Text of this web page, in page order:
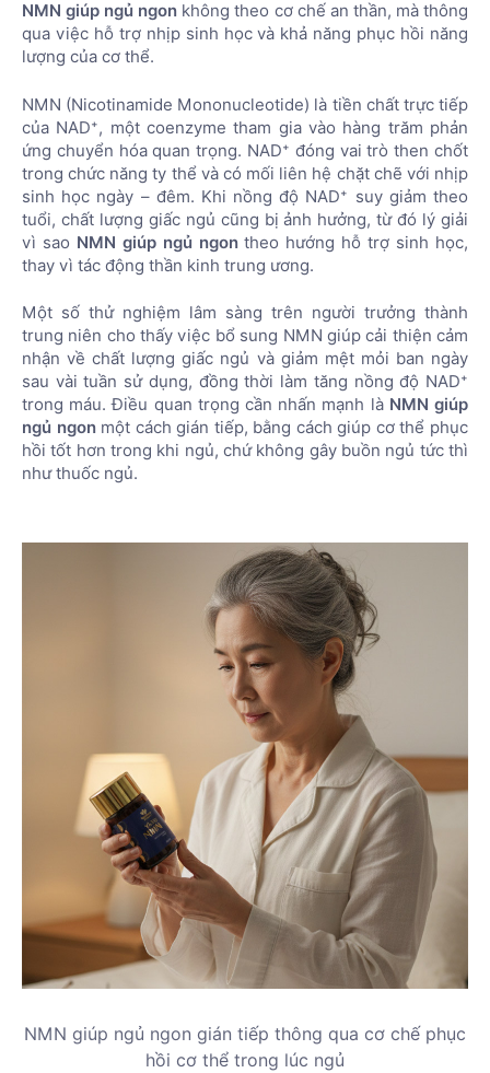
NMN giúp ngủ ngon không theo cơ chế an thần, mà thông
qua việc hỗ trợ nhịp sinh học và khả năng phục hồi năng
lượng của cơ thể.
NMN (Nicotinamide Mononucleotide) là tiền chất trực tiếp
của NAD⁺, một coenzyme tham gia vào hàng trăm phản
ứng chuyển hóa quan trọng. NAD⁺ đóng vai trò then chốt
trong chức năng ty thể và có mối liên hệ chặt chẽ với nhịp
sinh học ngày – đêm. Khi nồng độ NAD⁺ suy giảm theo
tuổi, chất lượng giấc ngủ cũng bị ảnh hưởng, từ đó lý giải
vì sao NMN giúp ngủ ngontheo hướng hỗ trợ sinh học,
thay vì tác động thần kinh trung ương.
Một số thử nghiệm lâm sàng trên người trưởng thành
trung niên cho thấy việc bổ sung NMN giúp cải thiện cảm
nhận về chất lượng giấc ngủ và giảm mệt mỏi ban ngày
sau vài tuần sử dụng, đồng thời làm tăng nồng độ NAD⁺
trong máu. Điều quan trọng cần nhấn mạnh là NMN giúp
ngủ ngonmột cách gián tiếp, bằng cách giúp cơ thể phục
hồi tốt hơn trong khi ngủ, chứ không gây buồn ngủ tức thì
như thuốc ngủ.
NMN giúp ngủ ngon gián tiếp thông qua cơ chế phục
hồi cơ thể trong lúc ngủ